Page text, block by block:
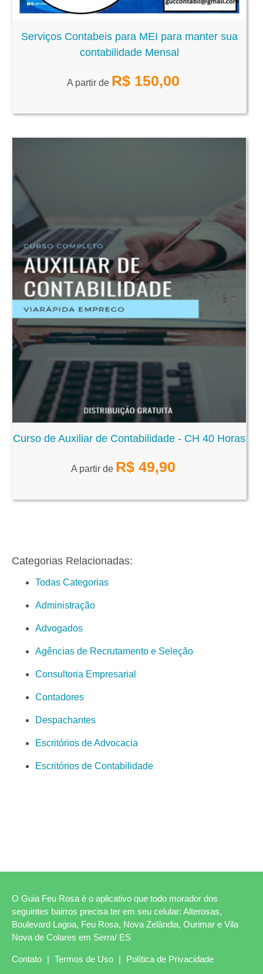
Serviços Contabeis para MEI para manter sua
contabilidade Mensal
A partir de R$ 150,00
Curso de Auxiliar de Contabilidade - CH 40 Horas
A partir de R$ 49,90
Categorias Relacionadas:
Todas Categorias
Administração
Advogados
Agências de Recrutamento e Seleção
Consultoria Empresarial
Contadores
Despachantes
Escritórios de Advocacia
Escritórios de Contabilidade
O Guia Feu Rosa é o aplicativo que todo morador dos
seguintes bairros precisa ter em seu celular: Alterosas,
Boulevard Lagoa, Feu Rosa, Nova Zelândia, Ourimar e Vila
Nova de Colares em Serra/ ES
Contato | Termos de Uso | Política de Privacidade